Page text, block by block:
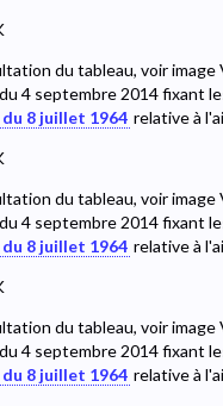
du tableau, voir
4 septembre 2014 fixant
8 juillet 1964 relative à
du tableau, voir
4 septembre 2014 fixant
8 juillet 1964 relative à
du tableau, voir
4 septembre 2014 fixant
8 juillet 1964 relative à